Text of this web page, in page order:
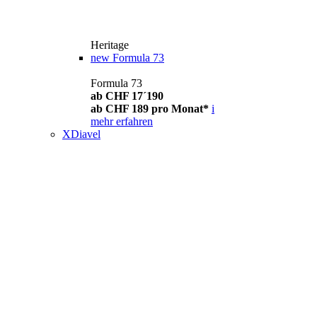
Heritage
new Formula 73
Formula 73
ab CHF 17´190
ab CHF 189 pro Monat* i
mehr erfahren
XDiavel